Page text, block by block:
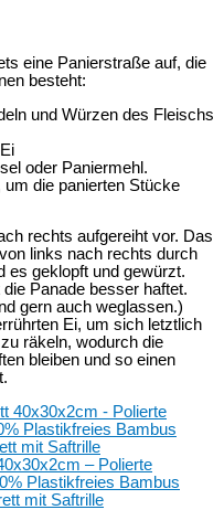
eine Panierstraße auf, die
besteht:
und Würzen des Fleischs
oder Paniermehl.
um die panierten Stücke
rechts aufgereiht vor. Das
links nach rechts durch
es geklopft und gewürzt.
Panade besser haftet.
gern auch weglassen.)
Ei, um sich letztlich
räkeln, wodurch die
bleiben und so einen
– Polierte
Plastikfreies Bambus
mit Saftrille